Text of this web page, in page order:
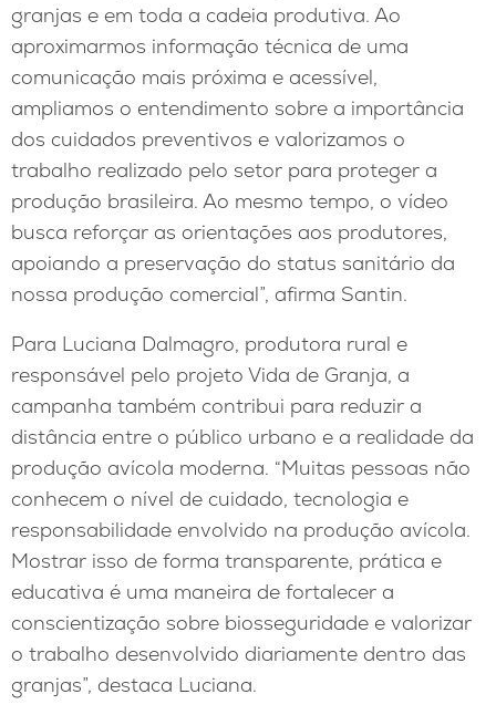
granjas e em toda a cadeia produtiva. Ao
aproximarmos informação técnica de uma
comunicação mais próxima e acessível,
ampliamos o entendimento sobre a importância
dos cuidados preventivos e valorizamos o
trabalho realizado pelo setor para proteger a
produção brasileira. Ao mesmo tempo, o vídeo
busca reforçar as orientações aos produtores,
apoiando a preservação do status sanitário da
nossa produção comercial”, afirma Santin.
Para Luciana Dalmagro, produtora rural e
responsável pelo projeto Vida de Granja, a
campanha também contribui para reduzir a
distância entre o público urbano e a realidade da
produção avícola moderna. “Muitas pessoas não
conhecem o nível de cuidado, tecnologia e
responsabilidade envolvido na produção avícola.
Mostrar isso de forma transparente, prática e
educativa é uma maneira de fortalecer a
conscientização sobre biosseguridade e valorizar
o trabalho desenvolvido diariamente dentro das
granjas”, destaca Luciana.